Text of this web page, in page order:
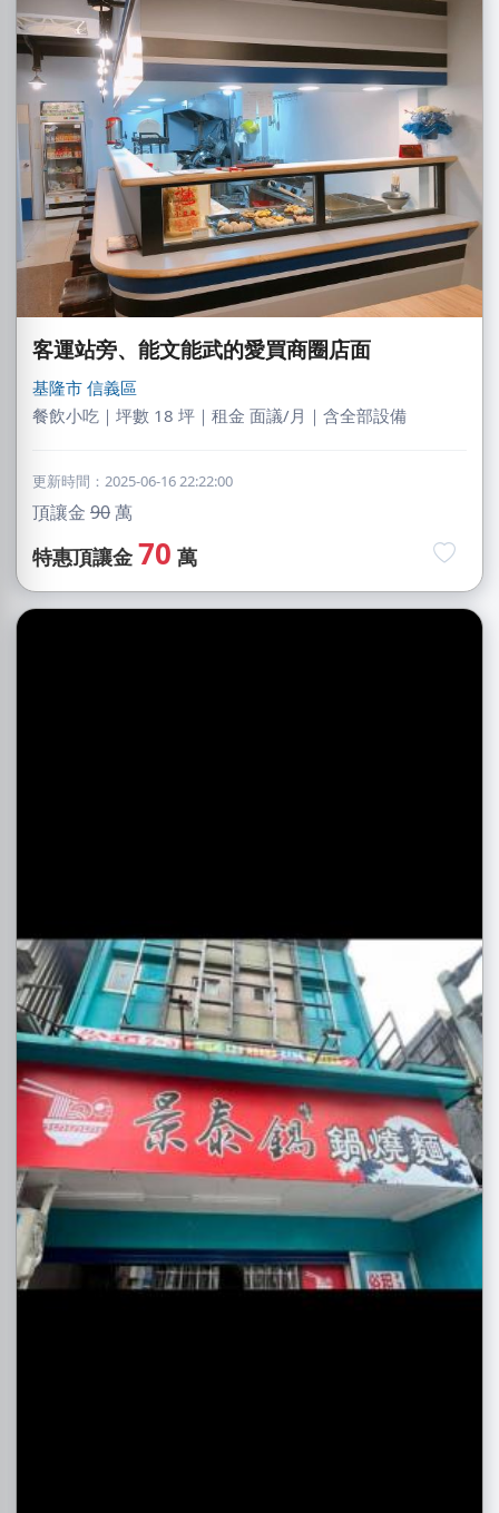
客運站旁、能文能武的愛買商圈店面
基隆市 信義區
餐飲小吃｜坪數 18 坪｜租金 面議/月｜含全部設備
更新時間：2025-06-16 22:22:00
頂讓金 90萬
特惠頂讓金 70 萬